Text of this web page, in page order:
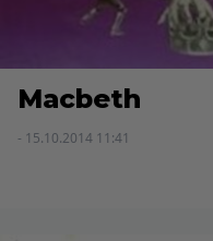
Macbeth
- 15.10.2014 11:41